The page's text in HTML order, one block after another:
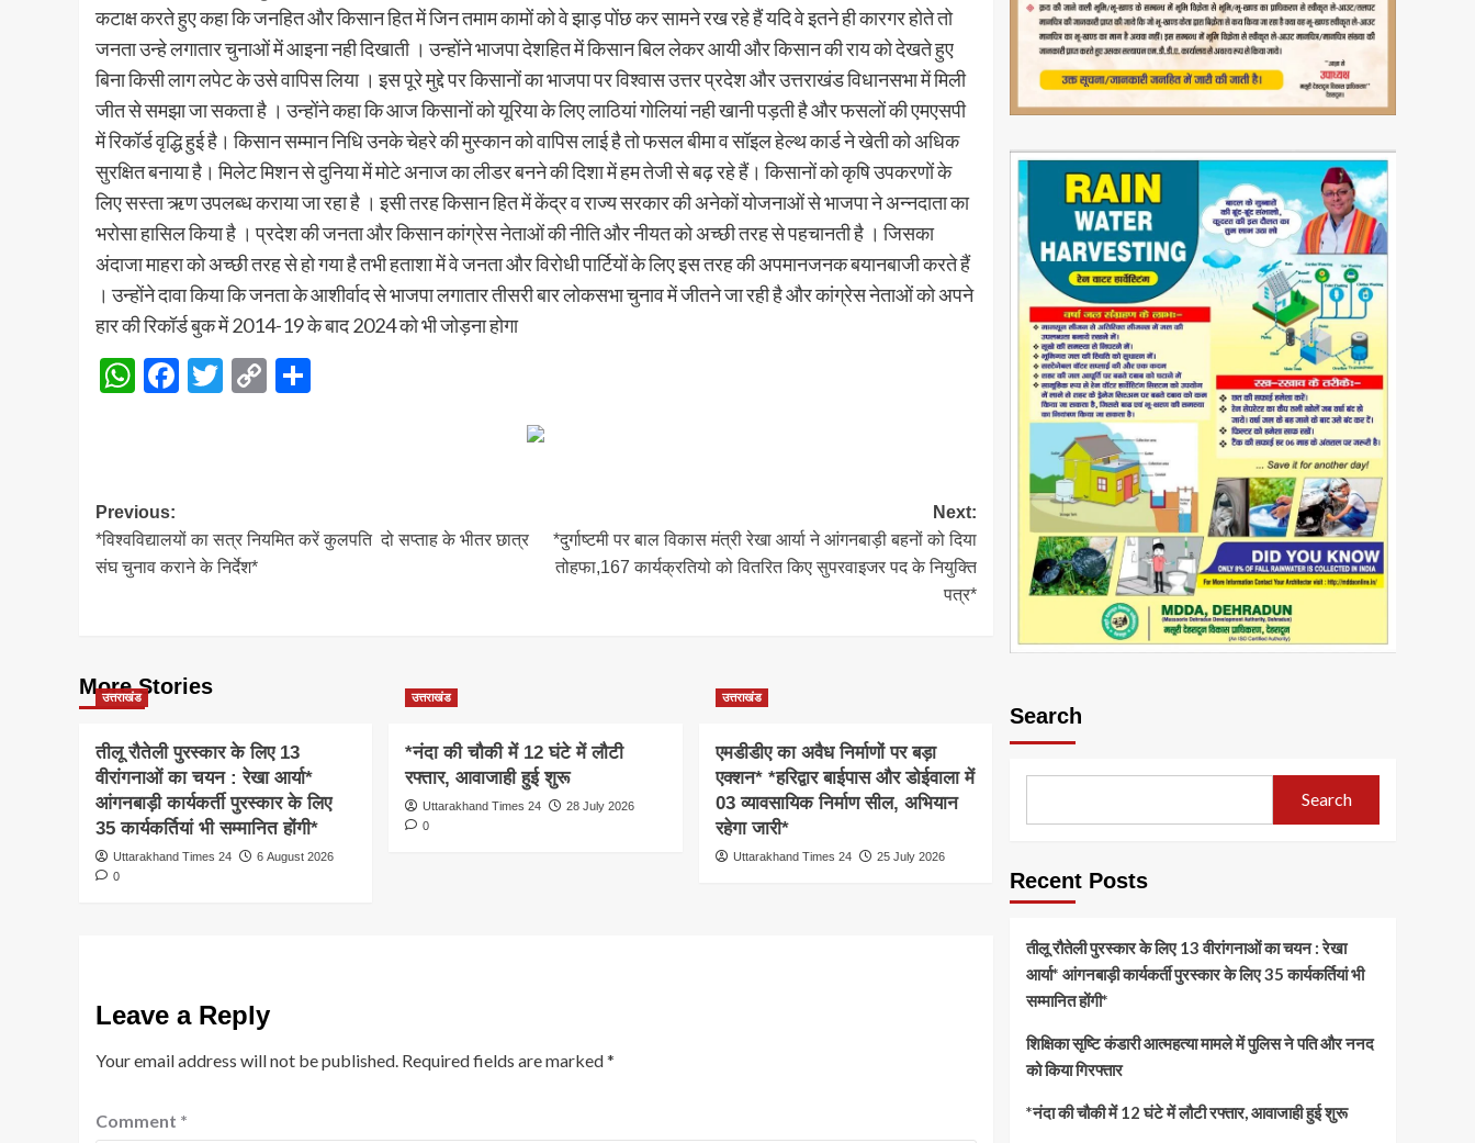
कटाक्ष करते हुए कहा कि जनहित और किसान हित में जिन तमाम कामों को वे झाड़ पोंछ कर सामने रख रहे हैं यदि वे इतने ही कारगर होते तो
जनता उन्हे लगातार चुनाओं में आइना नही दिखाती । उन्होंने भाजपा देशहित में किसान बिल लेकर आयी और किसान की राय को देखते हुए
बिना किसी लाग लपेट के उसे वापिस लिया । इस पूरे मुद्दे पर किसानों का भाजपा पर विश्वास उत्तर प्रदेश और उत्तराखंड विधानसभा में मिली
जीत से समझा जा सकता है । उन्होंने कहा कि आज किसानों को यूरिया के लिए लाठियां गोलियां नही खानी पड़ती है और फसलों की एमएसपी
में रिकॉर्ड वृद्धि हुई है। किसान सम्मान निधि उनके चेहरे की मुस्कान को वापिस लाई है तो फसल बीमा व सॉइल हेल्थ कार्ड ने खेती को अधिक
सुरक्षित बनाया है। मिलेट मिशन से दुनिया में मोटे अनाज का लीडर बनने की दिशा में हम तेजी से बढ़ रहे हैं। किसानों को कृषि उपकरणों के
लिए सस्ता ऋण उपलब्ध कराया जा रहा है । इसी तरह किसान हित में केंद्र व राज्य सरकार की अनेकों योजनाओं से भाजपा ने अन्नदाता का
भरोसा हासिल किया है । प्रदेश की जनता और किसान कांग्रेस नेताओं की नीति और नीयत को अच्छी तरह से पहचानती है । जिसका
अंदाजा माहरा को अच्छी तरह से हो गया है तभी हताशा में वे जनता और विरोधी पार्टियों के लिए इस तरह की अपमानजनक बयानबाजी करते हैं
। उन्होंने दावा किया कि जनता के आशीर्वाद से भाजपा लगातार तीसरी बार लोकसभा चुनाव में जीतने जा रही है और कांग्रेस नेताओं को अपने
हार की रिकॉर्ड बुक में 2014-19 के बाद 2024 को भी जोड़ना होगा
WhatsApp
Facebook
Twitter
Copy
Post
navigation
Previous:
*विश्वविद्यालयों का सत्र नियमित करें कुलपति दो सप्ताह के भीतर छात्र
संघ चुनाव कराने के निर्देश*
Next:
*दुर्गाष्टमी पर बाल विकास मंत्री रेखा आर्या ने आंगनबाड़ी बहनों को दिया
तोहफा,167 कार्यक्रतियो को वितरित किए सुपरवाइजर पद के नियुक्ति
पत्र*
More Stories
उत्तराखंड
तीलू रौतेली पुरस्कार के लिए 13
वीरांगनाओं का चयन : रेखा आर्या*
आंगनबाड़ी कार्यकर्ती पुरस्कार के लिए
35 कार्यकर्तियां भी सम्मानित होंगी*
Uttarakhand Times 24
6 August 2026
0
उत्तराखंड
*नंदा की चौकी में 12 घंटे में लौटी
रफ्तार, आवाजाही हुई शुरू
Uttarakhand Times 24
28 July 2026
0
उत्तराखंड
एमडीडीए का अवैध निर्माणों पर बड़ा
एक्शन* *हरिद्वार बाईपास और डोईवाला में
03 व्यावसायिक निर्माण सील, अभियान
रहेगा जारी*
Uttarakhand Times 24 25 July 2026
Leave a Reply
Your email address will not be published. Required fields are marked*
Comment *
Search
Search
Recent Posts
तीलू रौतेली पुरस्कार के लिए 13 वीरांगनाओं का चयन : रेखा
आर्या* आंगनबाड़ी कार्यकर्ती पुरस्कार के लिए 35 कार्यकर्तियां भी
सम्मानित होंगी*
शिक्षिका सृष्टि कंडारी आत्महत्या मामले में पुलिस ने पति और ननद
को किया गिरफ्तार
*नंदा की चौकी में 12 घंटे में लौटी रफ्तार, आवाजाही हुई शुरू